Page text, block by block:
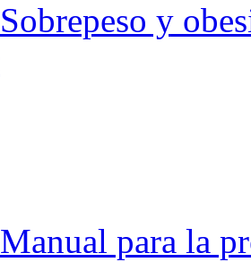
Sobrepeso y
Manual para la